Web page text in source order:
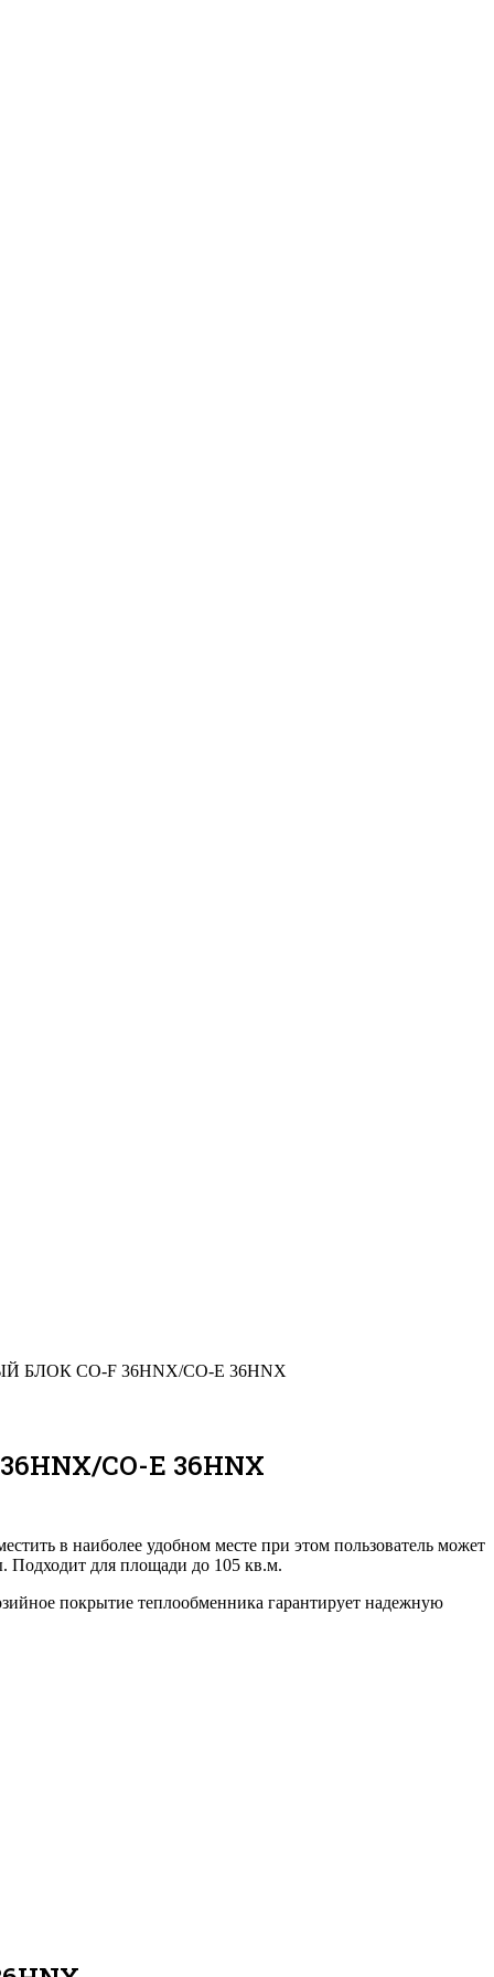
БЛОК CO-F 36HNX/CO-E 36HNX
CO-E 36HNX
в наиболее удобном месте при этом пользователь может
Подходит для площади до 105 кв.м.
покрытие теплообменника гарантирует надежную